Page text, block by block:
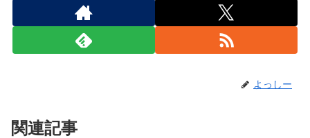
よっしー
関連記事